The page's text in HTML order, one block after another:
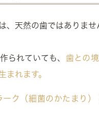
、天然の歯ではありませ
られていても、 歯との
まれます。
ーク（細菌のかたまり）